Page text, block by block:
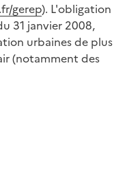
gerep). L'obligation
31 janvier 2008,
urbaines de plus
(notamment des